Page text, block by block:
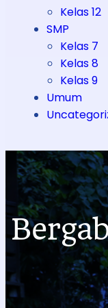
Kelas 12
SMP
Kelas 7
Kelas 8
Kelas 9
Umum